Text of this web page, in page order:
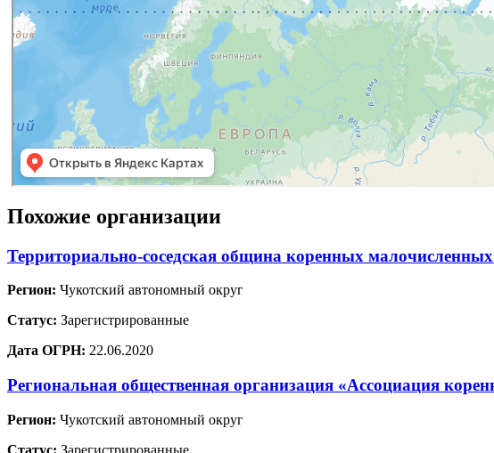
Похожие организации
Территориально-соседская община коренных
Регион: Чукотский автономный округ
Статус: Зарегистрированные
Дата ОГРН: 22.06.2020
Региональная общественная организация «Ассоциация
Регион: Чукотский автономный округ
Статус: Зарегистрированные